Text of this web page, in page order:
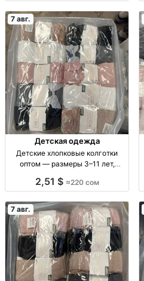
7 авг.
Детская одежда
Детские хлопковые колготки
оптом — размеры 3–11 лет,
колготки оптом, р-ры 3–11 лет,
2,51 $ ≈220 сом
7 авг.